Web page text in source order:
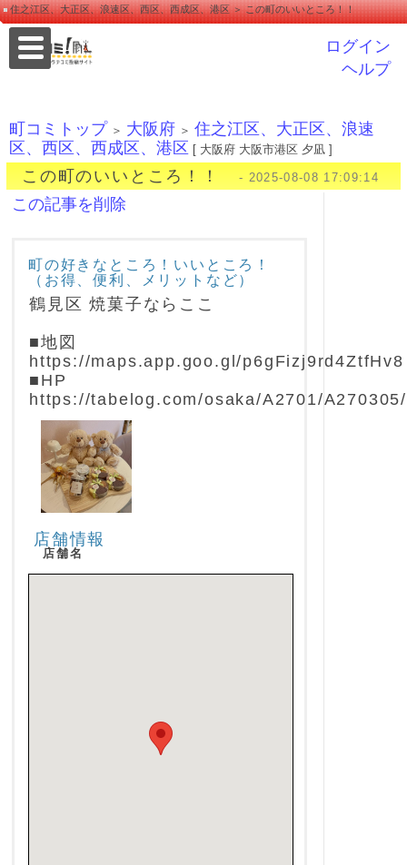
住之江区、大正区、浪速区、西区、西成区、港区 ＞ この町のいいところ！！
ログイン
ヘルプ
町コミトップ ＞ 大阪府 ＞ 住之江区、大正区、浪速
区、西区、西成区、港区 [ 大阪府 大阪市港区 夕凪 ]
この町のいいところ！！ - 2025-08-08 17:09:14
この記事を削除
町の好きなところ！いいところ！
（お得、便利、メリットなど）
鶴見区 焼菓子ならここ
■地図
https://maps.app.goo.gl/p6gFizj9rd4ZtfHv8
■HP
https://tabelog.com/osaka/A2701/
店舗情報
店舗名